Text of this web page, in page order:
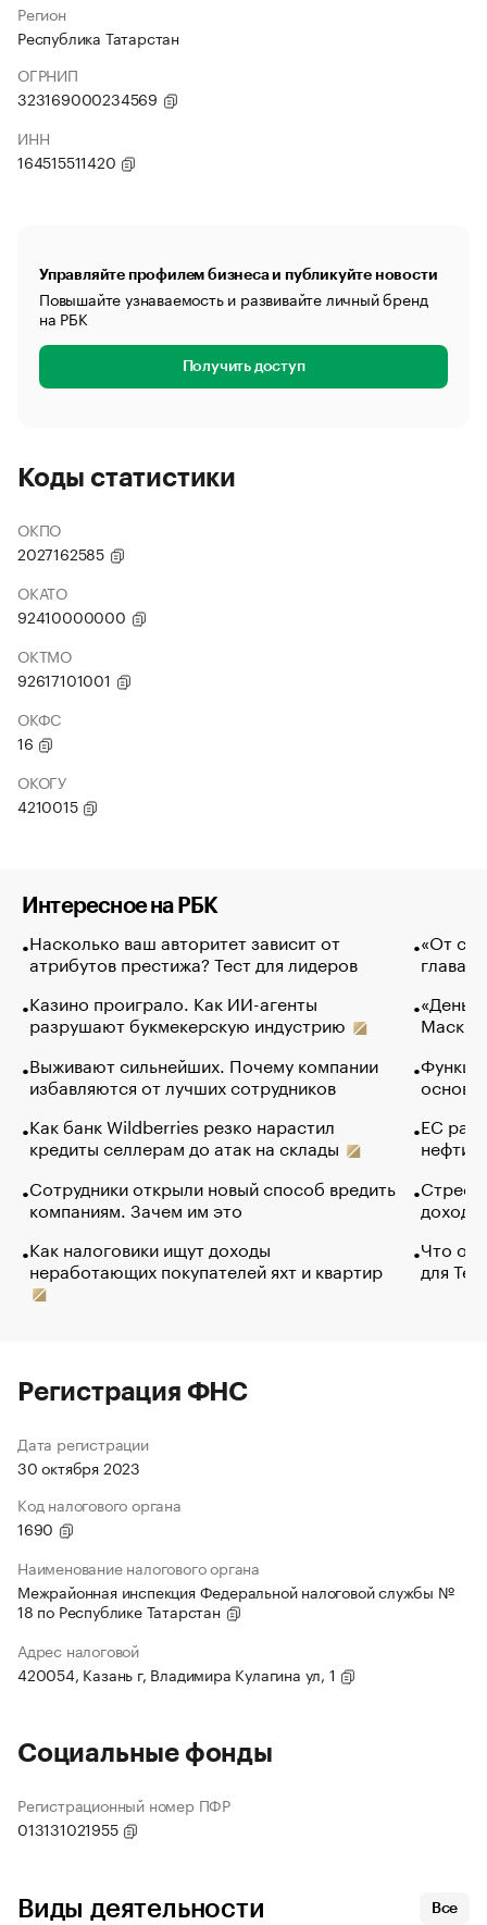
Регион
Республика Татарстан
ОГРНИП
323169000234569
ИНН
164515511420
Управляйте профилем бизнеса и публикуйте новости
Повышайте узнаваемость и развивайте личный бренд
на РБК
Получить доступ
Коды статистики
ОКПО
2027162585
ОКАТО
92410000000
ОКТМО
92617101001
ОКФС
16
ОКОГУ
4210015
Интересное на РБК
Насколько ваш авторитет зависит от
атрибутов престижа? Тест для лидеров
Казино проиграло. Как ИИ-агенты
разрушают букмекерскую индустрию
Выживают сильнейших. Почему компании
избавляются от лучших сотрудников
Как банк Wildberries резко нарастил
кредиты селлерам до атак на склады
Сотрудники открыли новый способ вредить
компаниям. Зачем им это
Как налоговики ищут доходы
неработающих покупателей яхт и квартир
«От
глава
Маск в
основ
ЕС
нефти
Что
для
Регистрация ФНС
Дата регистрации
30 октября 2023
Код налогового органа
1690
Наименование налогового органа
Межрайонная инспекция Федеральной налоговой службы №
18 по Республике Татарстан
Адрес налоговой
420054, Казань г, Владимира Кулагина ул, 1
Социальные фонды
Регистрационный номер ПФР
013131021955
Виды деятельности Все